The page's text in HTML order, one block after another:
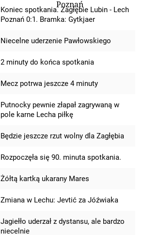
Koniec spotkania. Zagłębie Lubin - Lech
Poznań 0:1. Bramka: Gytkjaer
Niecelne uderzenie Pawłowskiego
2 minuty do końca spotkania
Mecz potrwa jeszcze 4 minuty
Putnocky pewnie złapał zagrywaną w
pole karne Lecha piłkę
Będzie jeszcze rzut wolny dla Zagłębia
Rozpoczęła się 90. minuta spotkania.
Żółtą kartką ukarany Mares
Zmiana w Lechu: Jevtić za Jóźwiaka
Jagiełło uderzał z dystansu, ale bardzo
niecelnie